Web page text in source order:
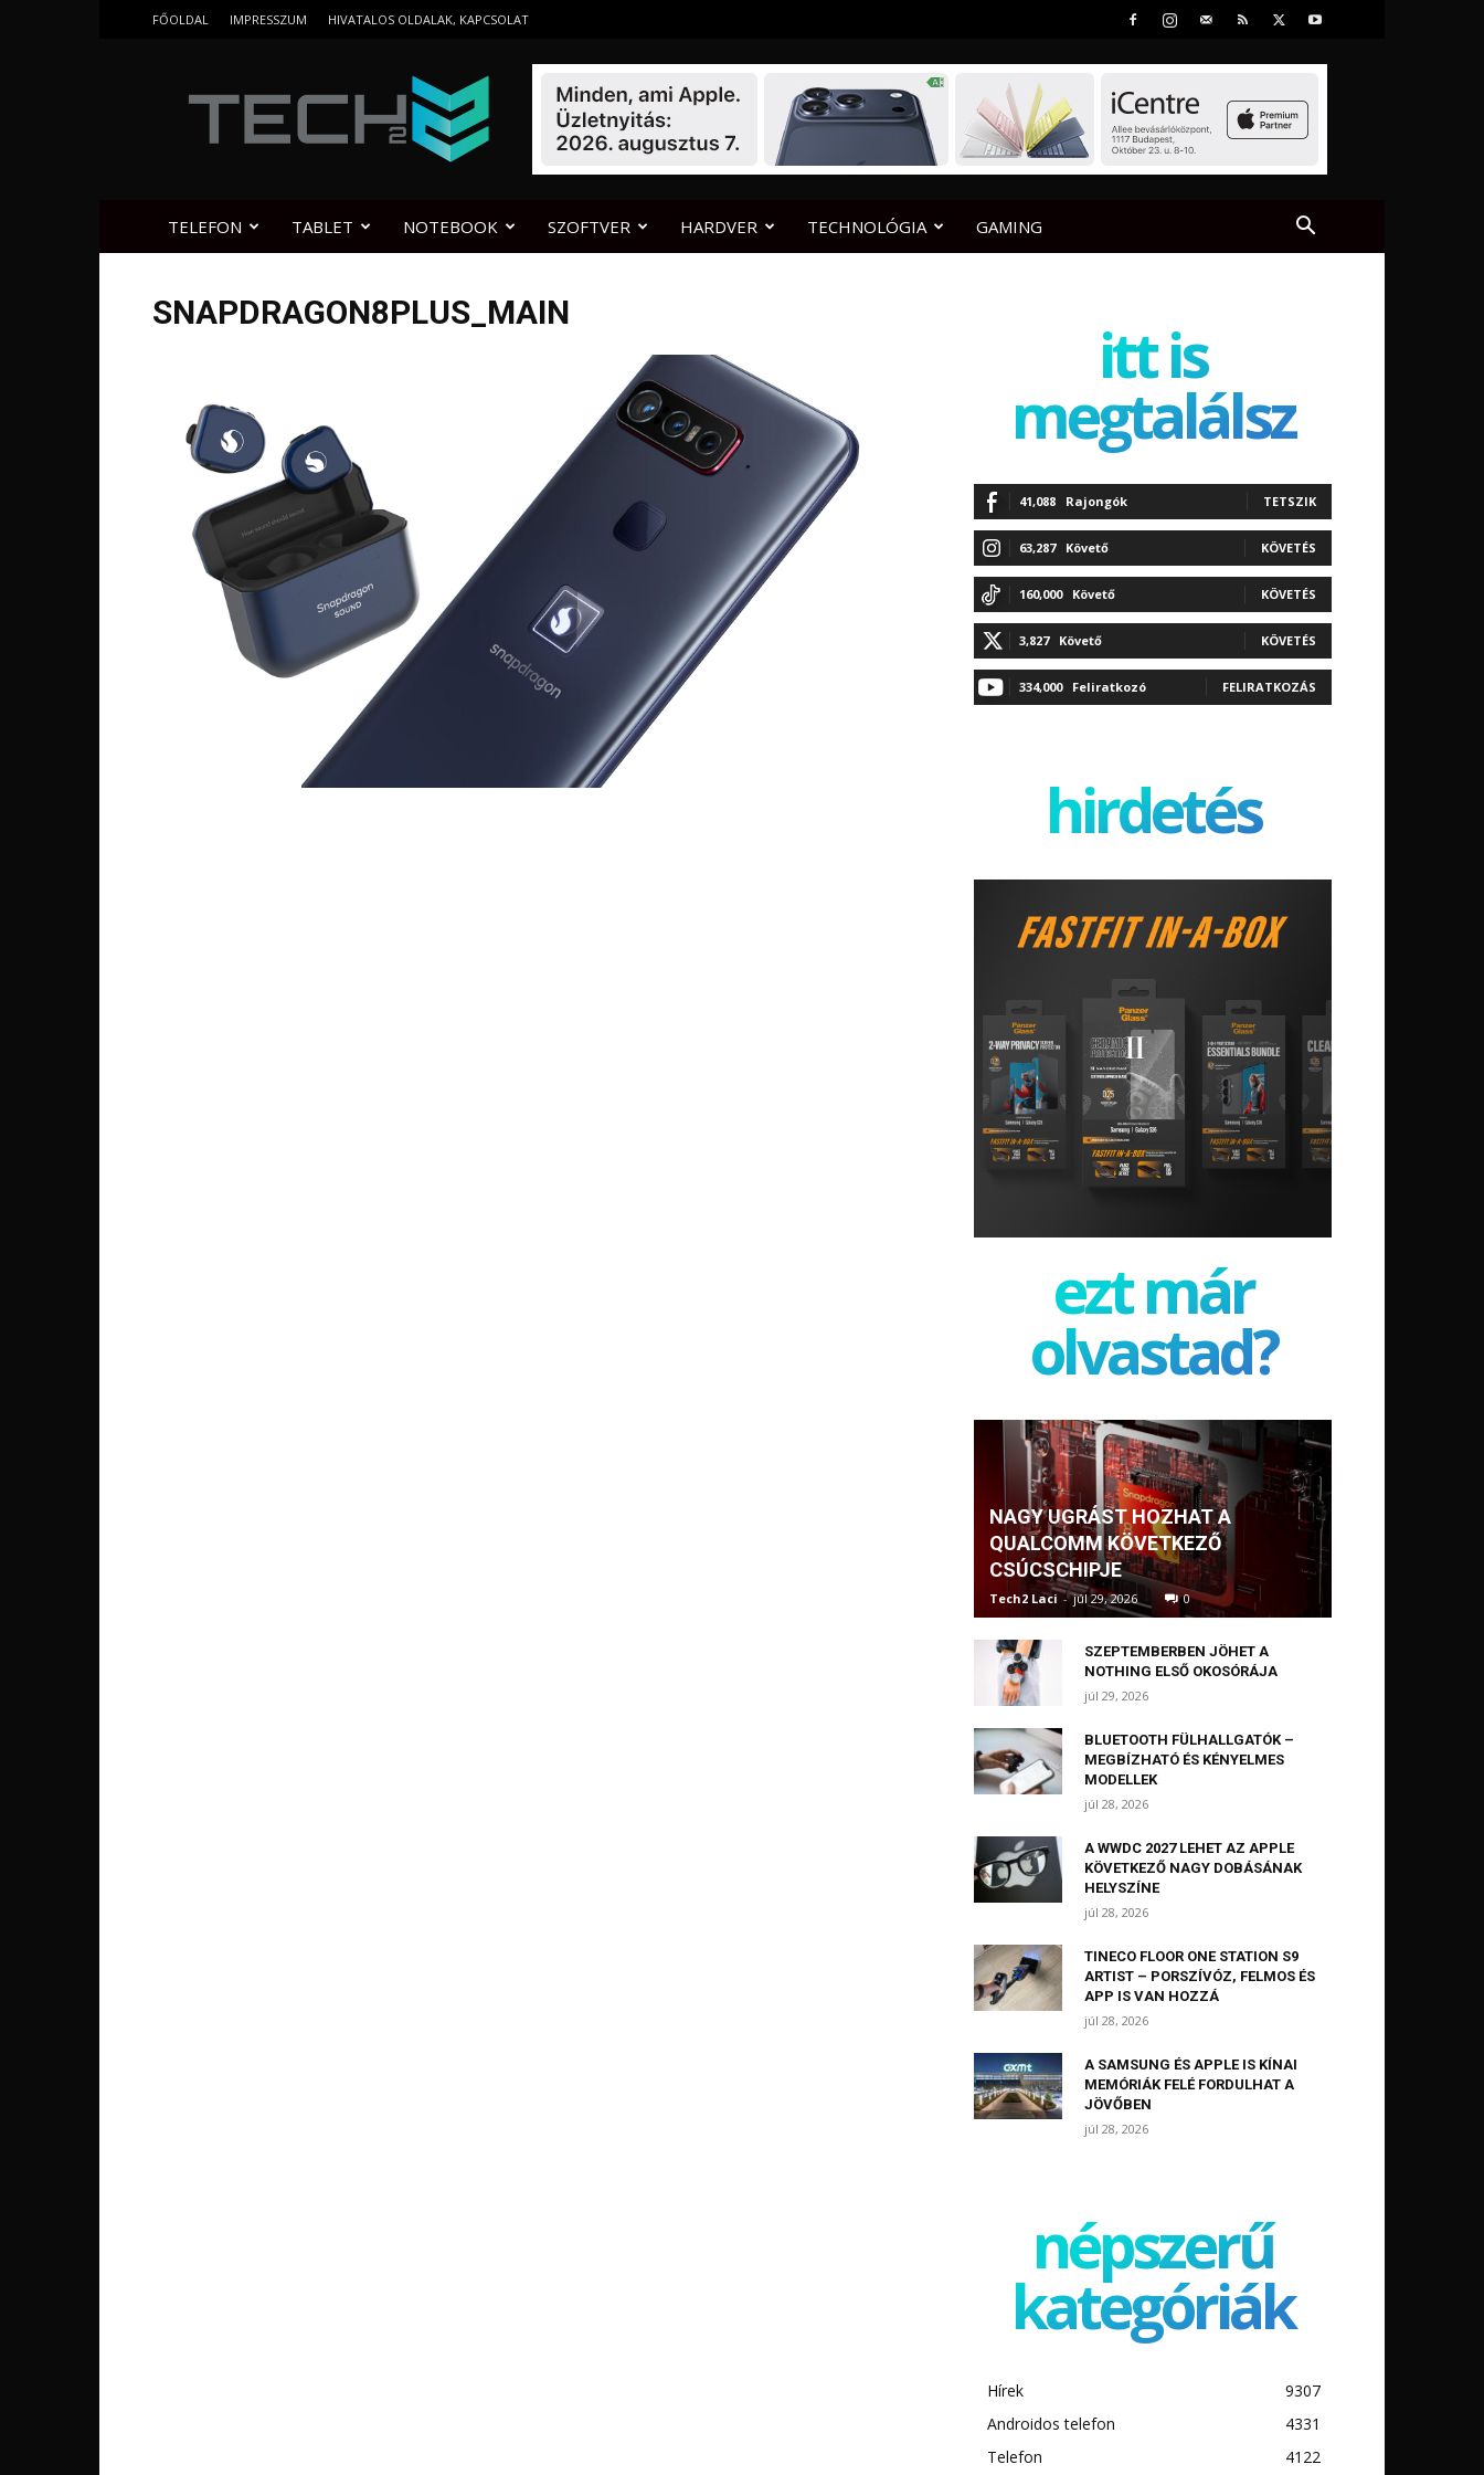
FŐOLDAL IMPRESSZUM HIVATALOS OLDALAK, KAPCSOLAT
TELEFON TABLET NOTEBOOK SZOFTVER HARDVER TECHNOLÓGIA GAMING
SNAPDRAGON8PLUS_MAIN
itt is
megtalálsz
41,088 Rajongók TETSZIK
63,287 Követő KÖVETÉS
160,000 Követő KÖVETÉS
3,827 Követő KÖVETÉS
334,000 Feliratkozó FELIRATKOZÁS
hirdetés
ezt már
olvastad?
NAGY UGRÁST HOZHAT A
QUALCOMM KÖVETKEZŐ
CSÚCSCHIPJE
Tech2 Laci - júl 29, 2026 0
SZEPTEMBERBEN JÖHET A
NOTHING ELSŐ OKOSÓRÁJA
júl 29, 2026
BLUETOOTH FÜLHALLGATÓK –
MEGBÍZHATÓ ÉS KÉNYELMES
MODELLEK
júl 28, 2026
A WWDC 2027 LEHET AZ APPLE
KÖVETKEZŐ NAGY DOBÁSÁNAK
HELYSZÍNE
júl 28, 2026
TINECO FLOOR ONE STATION S9
ARTIST – PORSZÍVÓZ, FELMOS ÉS
APP IS VAN HOZZÁ
júl 28, 2026
A SAMSUNG ÉS APPLE IS KÍNAI
MEMÓRIÁK FELÉ FORDULHAT A
JÖVŐBEN
júl 28, 2026
népszerű
kategóriák
Hírek
9307
Androidos telefon
4331
Telefon
4122